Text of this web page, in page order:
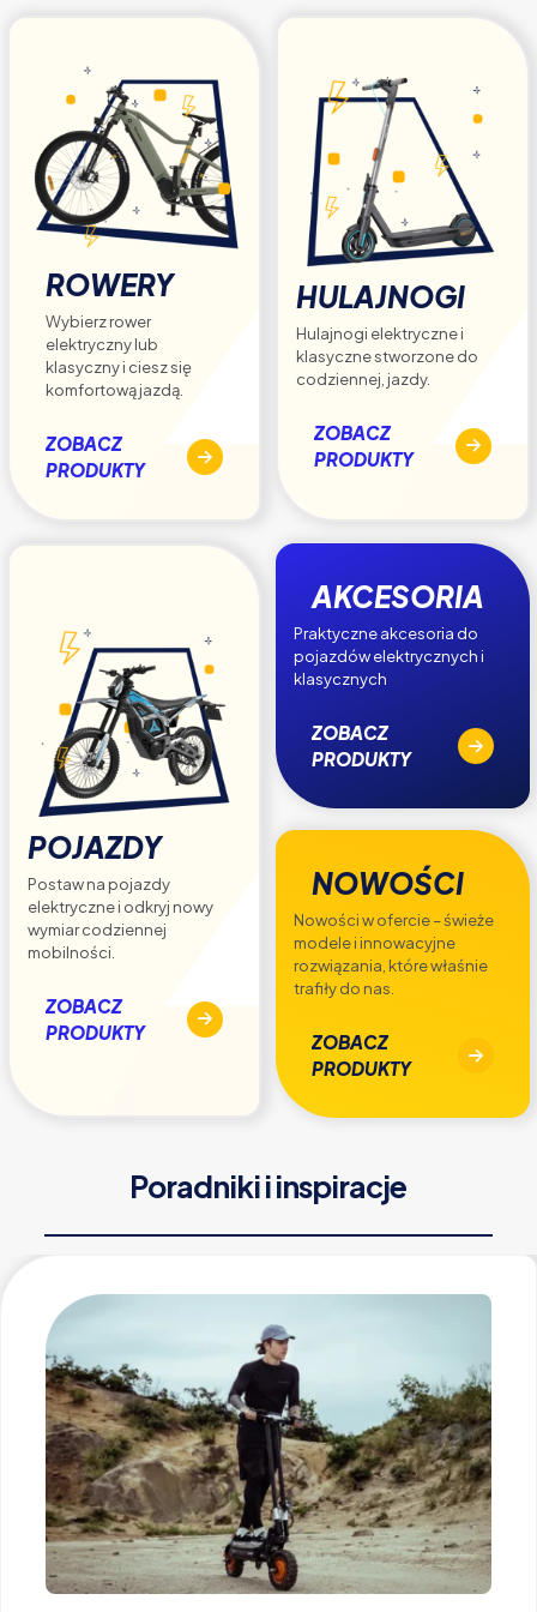
ROWERY
Wybierz rower
elektryczny lub
klasyczny i ciesz się
komfortową jazdą.
ZOBACZ
PRODUKTY
HULAJNOGI
Hulajnogi elektryczne i
klasyczne stworzone do
codziennej, jazdy.
ZOBACZ
PRODUKTY
POJAZDY
Postaw na pojazdy
elektryczne i odkryj nowy
wymiar codziennej
mobilności.
ZOBACZ
PRODUKTY
AKCESORIA
Praktyczne akcesoria do
pojazdów elektrycznych i
klasycznych
ZOBACZ
PRODUKTY
NOWOŚCI
Nowości w ofercie – świeże
modele i innowacyjne
rozwiązania, które właśnie
trafiły do nas.
ZOBACZ
PRODUKTY
Poradniki i inspiracje